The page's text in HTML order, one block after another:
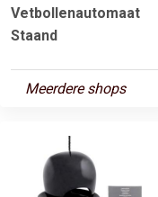
Vetbollenautomaat
Staand
Meerdere shops